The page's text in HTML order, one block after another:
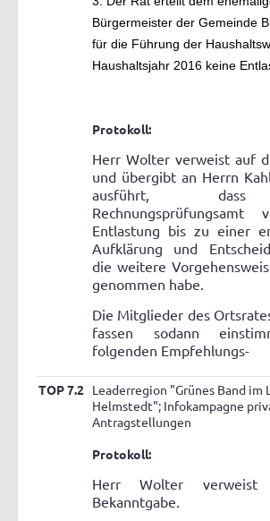
Bürgermeister der Gemeinde
für die Führung der
Haushaltsjahr 2016 keine
Protokoll:
Herr Wolter verweist auf
und übergibt an Herrn
ausführt,
Rechnungsprüfungsamt
Entlastung bis zu einer
Aufklärung und
die weitere
genommen habe.
Die Mitglieder des
fassen sodann
folgenden Empfehlungs-
TOP 7.2 Leaderregion "Grünes Band im
Helmstedt"; Infokampagne
Antragstellungen
Protokoll:
Herr Wolter
Bekanntgabe.